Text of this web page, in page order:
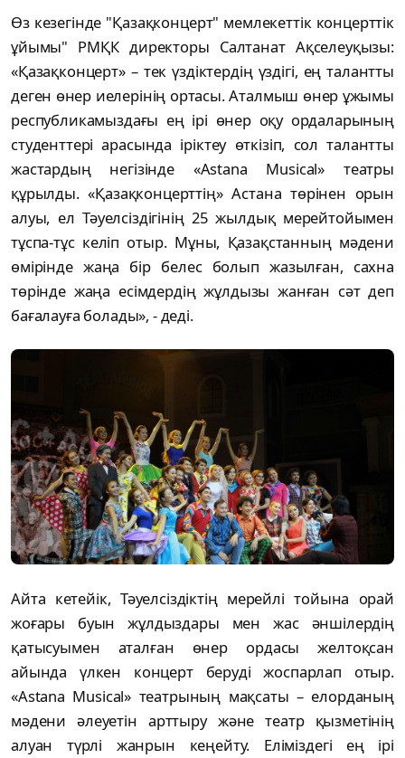
Өз кезегінде "Қазақконцерт" мемлекеттік концерттік
ұйымы" РМҚК директоры Салтанат Ақселеуқызы:
«Қазақконцерт» – тек үздіктердің үздігі, ең талантты
деген өнер иелерінің ортасы. Аталмыш өнер ұжымы
республикамыздағы ең ірі өнер оқу ордаларының
студенттері арасында іріктеу өткізіп, сол талантты
жастардың негізінде «Astana Musical» театры
құрылды. «Қазақконцерттің» Астана төрінен орын
алуы, ел Тәуелсіздігінің 25 жылдық мерейтойымен
тұспа-тұс келіп отыр. Мұны, Қазақстанның мәдени
өмірінде жаңа бір белес болып жазылған, сахна
төрінде жаңа есімдердің жұлдызы жанған сәт деп
бағалауға болады», - деді.
Айта кетейік, Тәуелсіздіктің мерейлі тойына орай
жоғары буын жұлдыздары мен жас әншілердің
қатысуымен аталған өнер ордасы желтоқсан
айында үлкен концерт беруді жоспарлап отыр.
«Astana Musical» театрының мақсаты – елорданың
мәдени әлеуетін арттыру және театр қызметінің
алуан түрлі жанрын кеңейту. Еліміздегі ең ірі